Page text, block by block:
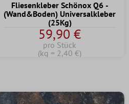
Fliesenkleber Schönox Q6 -
(Wand&Boden) Universalkleber
(25Kg)
59,90 €
pro Stück
(kg = 2,40 €)